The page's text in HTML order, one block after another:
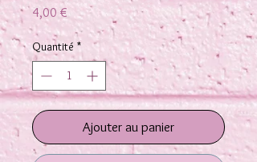
4,00 € Prix
Quantité *
Ajouter au panier